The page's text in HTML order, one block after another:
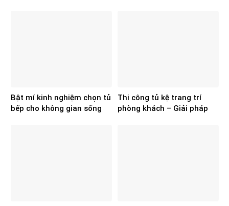
Bật mí kinh nghiệm chọn tủ
bếp cho không gian sống
Thi công tủ kệ trang trí
phòng khách – Giải pháp